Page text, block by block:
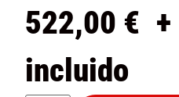
522,00 €
incluido